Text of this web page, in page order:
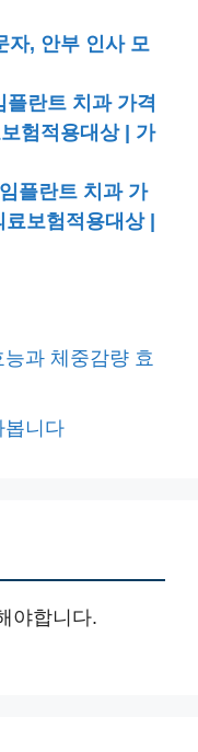
자, 안부 인사 모
란트 치과 가격
험적용대상 | 가
플란트 치과 가
보험적용대상 |
과 체중감량 효
봅니다
야합니다.